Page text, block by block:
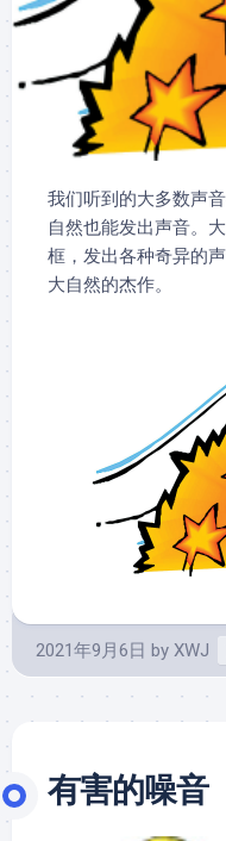
我们听到的大多数声
自然也能发出声音。
框，发出各种奇异的
大自然的杰作。
2021年9月6日 by XWJ
有害的噪音